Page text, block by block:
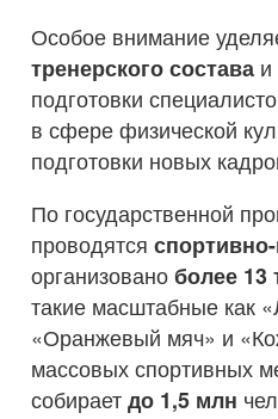
Особое внимание
тренерского состава
подготовки
в сфере физической
подготовки новых
По государственной
проводятся
организовано более 13
такие масштабные как
«Оранжевый мяч» и
массовых спортивных
собирает до 1,5 млн